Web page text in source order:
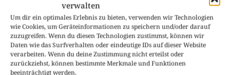
verwalten
Um dir ein optimales Erlebnis zu bieten, verwenden wir Technologien
wie Cookies, um Geräteinformationen zu speichern und/oder darauf
zuzugreifen. Wenn du diesen Technologien zustimmst, können wir
Daten wie das Surfverhalten oder eindeutige IDs auf dieser Website
verarbeiten. Wenn du deine Zustimmung nicht erteilst oder
zurückziehst, können bestimmte Merkmale und Funktionen
beeinträchtigt werden.
… stumm herum. Das Ende vom Lied